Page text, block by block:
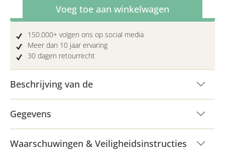
Producthoeveelheid: Voer de gewenste
Voeg toe aan winkelwagen
150.000+ volgen ons op social media
Meer dan 10 jaar ervaring
30 dagen retourrecht
Beschrijving van de
Gegevens
Waarschuwingen & Veiligheidsinstructies